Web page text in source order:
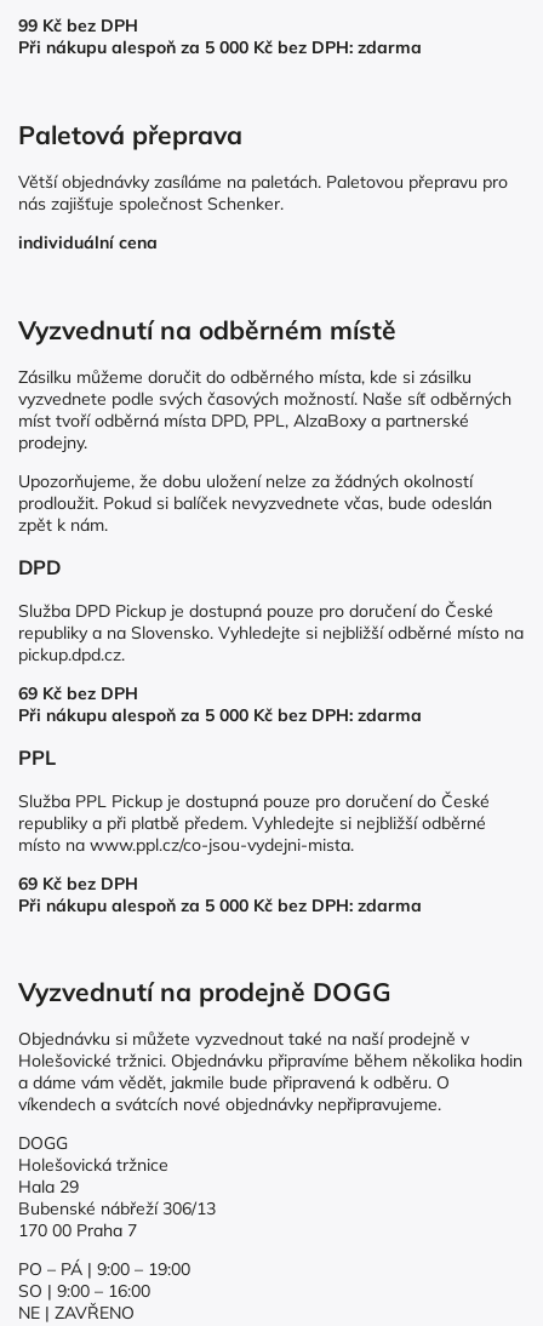
99 Kč bez DPH
Při nákupu alespoň za 5 000 Kč bez DPH: zdarma
Paletová přeprava
Větší objednávky zasíláme na paletách. Paletovou přepravu pro
nás zajišťuje společnost Schenker.
individuální cena
Vyzvednutí na odběrném místě
Zásilku můžeme doručit do odběrného místa, kde si zásilku
vyzvednete podle svých časových možností. Naše síť odběrných
míst tvoří odběrná místa DPD, PPL, AlzaBoxy a partnerské
prodejny.
Upozorňujeme, že dobu uložení nelze za žádných okolností
prodloužit. Pokud si balíček nevyzvednete včas, bude odeslán
zpět k nám.
DPD
Služba DPD Pickup je dostupná pouze pro doručení do České
republiky a na Slovensko. Vyhledejte si nejbližší odběrné místo na
pickup.dpd.cz.
69 Kč bez DPH
Při nákupu alespoň za 5 000 Kč bez DPH: zdarma
PPL
Služba PPL Pickup je dostupná pouze pro doručení do České
republiky a při platbě předem. Vyhledejte si nejbližší odběrné
místo na www.ppl.cz/co-jsou-vydejni-mista.
69 Kč bez DPH
Při nákupu alespoň za 5 000 Kč bez DPH: zdarma
Vyzvednutí na prodejně DOGG
Objednávku si můžete vyzvednout také na naší prodejně v
Holešovické tržnici. Objednávku připravíme během několika hodin
a dáme vám vědět, jakmile bude připravená k odběru. O
víkendech a svátcích nové objednávky nepřipravujeme.
DOGG
Holešovická tržnice
Hala 29
Bubenské nábřeží 306/13
170 00 Praha 7
PO – PÁ | 9:00 – 19:00
SO | 9:00 – 16:00
NE | ZAVŘENO